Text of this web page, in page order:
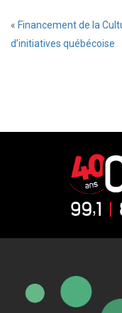
« Financement de la
d’initiatives québécoise